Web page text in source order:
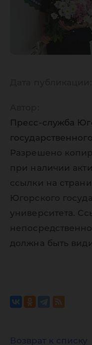
Пресс-служба
Разрешено
при наличии
ссылки на
Югорского
университета.
должна быть
Возврат к списку